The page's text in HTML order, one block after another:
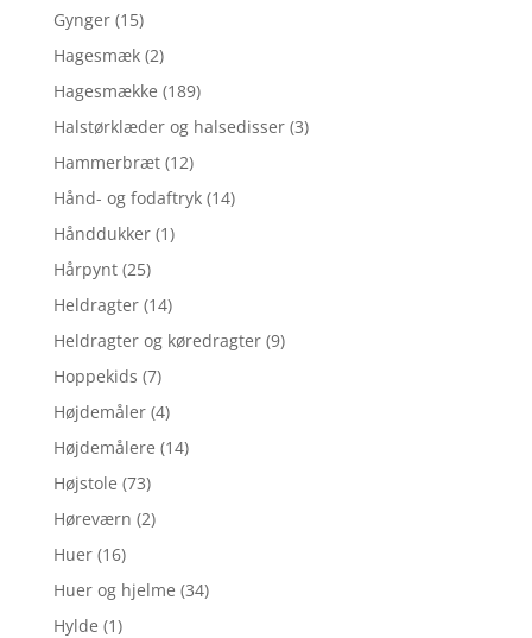
Gynger (15)
Hagesmæk (2)
Hagesmække (189)
Halstørklæder og halsedisser (3)
Hammerbræt (12)
Hånd- og fodaftryk (14)
Hånddukker (1)
Hårpynt (25)
Heldragter (14)
Heldragter og køredragter (9)
Hoppekids (7)
Højdemåler (4)
Højdemålere (14)
Højstole (73)
Høreværn (2)
Huer (16)
Huer og hjelme (34)
Hylde (1)